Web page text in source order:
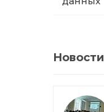
Новости